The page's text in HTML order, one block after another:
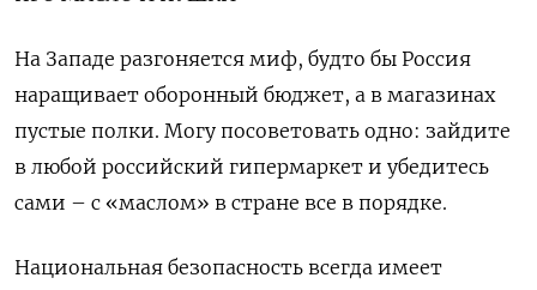
На Западе разгоняется миф, будто бы Россия
наращивает оборонный бюджет, а в магазинах
пустые полки. Могу посоветовать одно: зайдите
в любой российский гипермаркет и убедитесь
сами – с «маслом» в стране все в порядке.
Национальная безопасность всегда имеет